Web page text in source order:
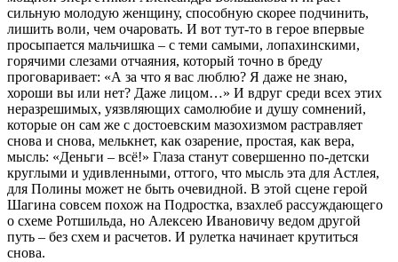
сильную молодую женщину, способную скорее подчинить,
лишить воли, чем очаровать. И вот тут-то в герое впервые
просыпается мальчишка – с теми самыми, лопахинскими,
горячими слезами отчаяния, который точно в бреду
проговаривает: «А за что я вас люблю? Я даже не знаю,
хороши вы или нет? Даже лицом…» И вдруг среди всех этих
неразрешимых, уязвляющих самолюбие и душу сомнений,
которые он сам же с достоевским мазохизмом растравляет
снова и снова, мелькнет, как озарение, простая, как вера,
мысль: «Деньги – всё!» Глаза станут совершенно по-детски
круглыми и удивленными, оттого, что мысль эта для Астлея,
для Полины может не быть очевидной. В этой сцене герой
Шагина совсем похож на Подростка, взахлеб рассуждающего
о схеме Ротшильда, но Алексею Ивановичу ведом другой
путь – без схем и расчетов. И рулетка начинает крутиться
снова.